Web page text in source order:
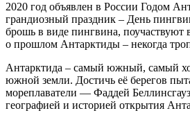
2020 год объявлен в России Годом
грандиозный праздник – День
брошь в виде пингвина, поучаствуют
о прошлом Антарктиды – некогда
Антарктида – самый южный, самый
южной земли. Достичь её берегов
мореплаватели — Фаддей
географией и историей открытия